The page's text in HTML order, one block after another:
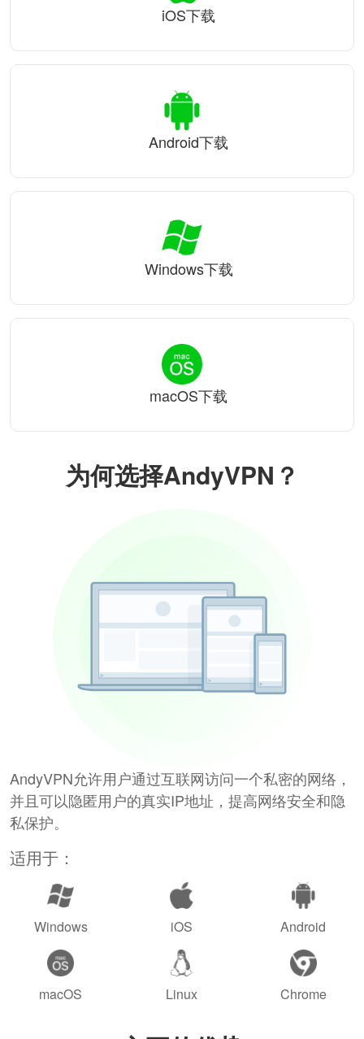
为何选择AndyVPN？
AndyVPN允许用户通过互联网访问一个私密的网络，
并且可以隐匿用户的真实IP地址，提高网络安全和隐
私保护。
适用于：
Windows iOS Android
macOS Linux Chrome
iOS下载
Android下载
Windows下载
macOS下载